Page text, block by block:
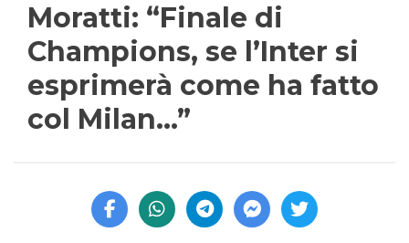
Moratti: “Finale di
Champions, se l’Inter si
esprimerà come ha fatto
col Milan…”